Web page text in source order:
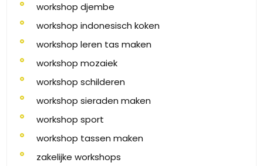
workshop djembe
workshop indonesisch koken
workshop leren tas maken
workshop mozaiek
workshop schilderen
workshop sieraden maken
workshop sport
workshop tassen maken
zakelijke workshops